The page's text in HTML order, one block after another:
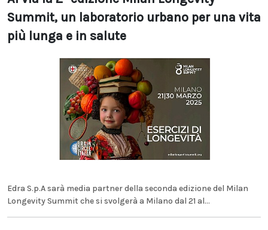
Summit, un laboratorio urbano per una vita
più lunga e in salute
Edra S.p.A sarà media partner della seconda edizione del Milan
Longevity Summit che si svolgerà a Milano dal 21 al...